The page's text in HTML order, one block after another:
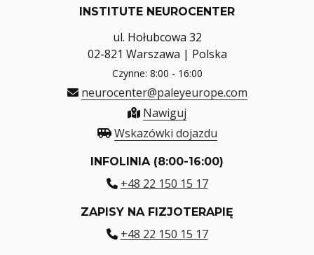
INSTITUTE NEUROCENTER
ul. Hołubcowa 32
02-821 Warszawa | Polska
Czynne: 8:00 - 16:00
neurocenter@paleyeurope.com
Nawiguj
Wskazówki dojazdu
INFOLINIA (8:00-16:00)
+48 22 150 15 17
ZAPISY NA FIZJOTERAPIĘ
+48 22 150 15 17